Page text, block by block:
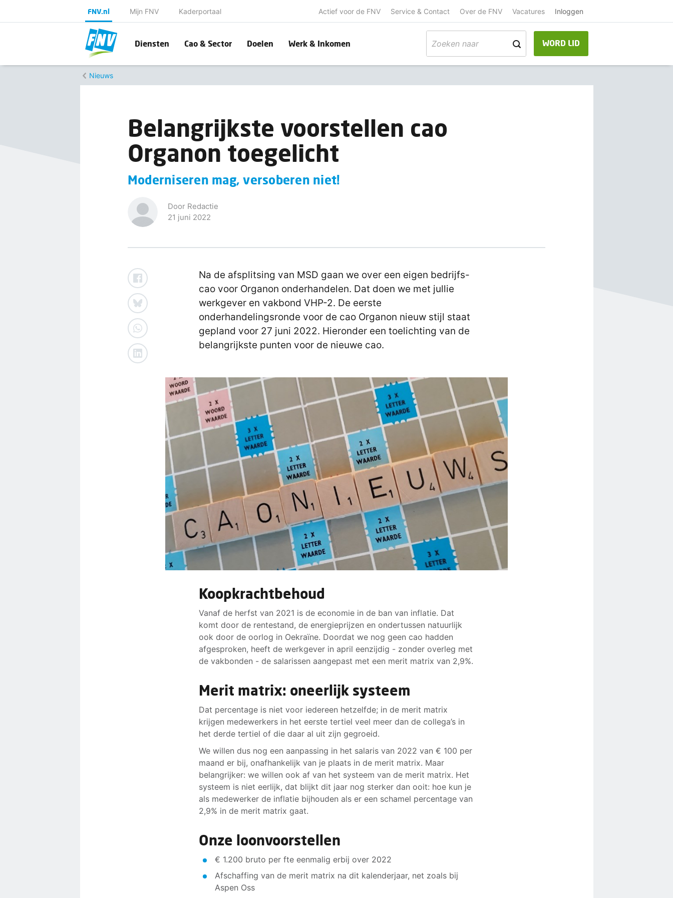
FNV.nl Mijn FNV Kaderportaal Actief voor de FNV Service & Contact Over de FNV Vacatures Inloggen
Diensten Cao & Sector Doelen Werk & Inkomen WORD LID
Nieuws
Belangrijkste voorstellen cao
Organon toegelicht
Moderniseren mag, versoberen niet!
Door Redactie
21 juni 2022
Na de afsplitsing van MSD gaan we over een eigen bedrijfs-
cao voor Organon onderhandelen. Dat doen we met jullie
werkgever en vakbond VHP-2. De eerste
onderhandelingsronde voor de cao Organon nieuw stijl staat
gepland voor 27 juni 2022. Hieronder een toelichting van de
belangrijkste punten voor de nieuwe cao.
Koopkrachtbehoud
Vanaf de herfst van 2021 is de economie in de ban van inflatie. Dat
komt door de rentestand, de energieprijzen en ondertussen natuurlijk
ook door de oorlog in Oekraïne. Doordat we nog geen cao hadden
afgesproken, heeft de werkgever in april eenzijdig - zonder overleg met
de vakbonden - de salarissen aangepast met een merit matrix van 2,9%.
Merit matrix: oneerlijk systeem
Dat percentage is niet voor iedereen hetzelfde; in de merit matrix
krijgen medewerkers in het eerste tertiel veel meer dan de collega’s in
het derde tertiel of die daar al uit zijn gegroeid.
We willen dus nog een aanpassing in het salaris van 2022 van € 100 per
maand er bij, onafhankelijk van je plaats in de merit matrix. Maar
belangrijker: we willen ook af van het systeem van de merit matrix. Het
systeem is niet eerlijk, dat blijkt dit jaar nog sterker dan ooit: hoe kun je
als medewerker de inflatie bijhouden als er een schamel percentage van
2,9% in de merit matrix gaat.
Onze loonvoorstellen
€ 1.200 bruto per fte eenmalig erbij over 2022
Afschaffing van de merit matrix na dit kalenderjaar, net zoals bij
Aspen Oss